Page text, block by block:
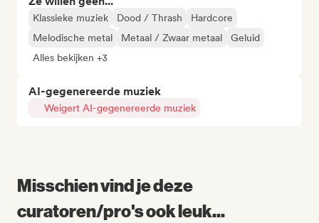
Klassieke muziek Dood / Thrash
Hardcore
Melodische metal
Metaal / Zwaar metaal
Geluid
Alles bekijken +3
AI-gegenereerde muziek
Weigert AI-gegenereerde muziek
Misschien vind je deze
curatoren/pro's ook leuk...